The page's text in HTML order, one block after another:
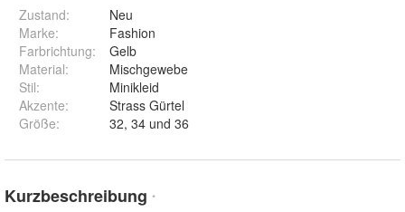
Zustand:
Neu
Marke:
Fashion
Farbrichtung:
Gelb
Material:
Mischgewebe
Stil:
Minikleid
Akzente:
Strass Gürtel
Größe: 32, 34 und 36
Kurzbeschreibung *